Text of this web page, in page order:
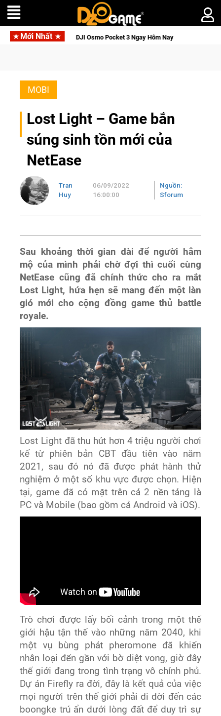
Mới Nhất
Tỉnh, Săn DJI Osmo Pocket 3 Ngay Hôm Nay
MOBI
Lost Light – Game bắn
súng sinh tồn mới của
NetEase
Tran
Huy
06/09/2022
16:00:00
Nguồn:
Sforum
Sau khoảng thời gian dài để người hâm
mộ của mình phải chờ đợi thì cuối cùng
NetEase cũng đã chính thức cho ra mắt
Lost Light, hứa hẹn sẽ mang đến một làn
gió mới cho cộng đồng game thủ battle
royale.
Lost Light đã thu hút hơn 4 triệu người chơi
kể từ phiên bản CBT đầu tiên vào năm
2021, sau đó nó đã được phát hành thử
nghiệm ở một số khu vực được chọn. Hiện
tại, game đã có mặt trên cả 2 nền tảng là
PC và Mobile (bao gồm cả Android và iOS).
Trò chơi được lấy bối cảnh trong một thế
giới hậu tận thế vào những năm 2040, khi
một vụ bùng phát pheromone đã khiến
nhân loại đến gần với bờ diệt vong, giờ đây
thế giới đang trong tình trạng vô chính phủ.
Dự án Firefly ra đời, đây là kết quả của việc
mọi người trên thế giới phải di dời đến các
boongke trú ẩn dưới lòng đất để duy trì sự